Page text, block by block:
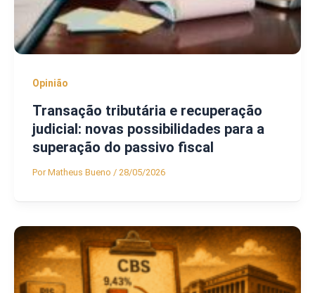
Opinião
Transação tributária e recuperação
judicial: novas possibilidades para a
superação do passivo fiscal
PorMatheus Bueno / 28/05/2026